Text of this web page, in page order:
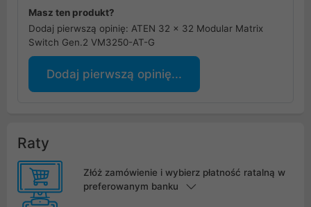
Masz ten produkt?
Dodaj pierwszą opinię: ATEN 32 x 32 Modular Matrix
Switch Gen.2 VM3250-AT-G
Dodaj pierwszą opinię...
Raty
Złóż zamówienie i wybierz płatność ratalną w
preferowanym banku